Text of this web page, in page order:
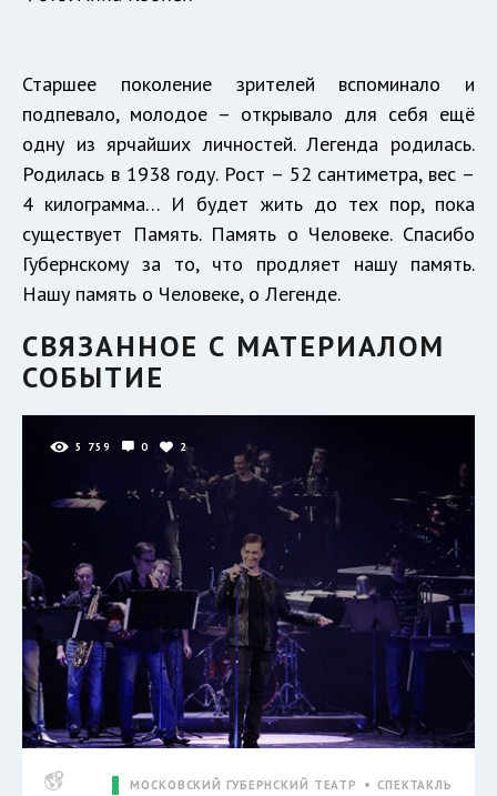
Старшее поколение зрителей вспоминало и
подпевало, молодое – открывало для себя ещё
одну из ярчайших личностей. Легенда родилась.
Родилась в 1938 году. Рост – 52 сантиметра, вес –
4 килограмма… И будет жить до тех пор, пока
существует Память. Память о Человеке. Спасибо
Губернскому за то, что продляет нашу память.
Нашу память о Человеке, о Легенде.
СВЯЗАННОЕ С МАТЕРИАЛОМ
СОБЫТИЕ
5 759 0 2
МОСКОВСКИЙ ГУБЕРНСКИЙ ТЕАТР СПЕКТАКЛЬ